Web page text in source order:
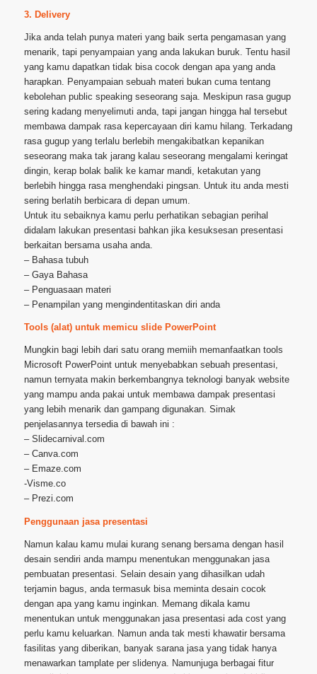
3. Delivery
Jika anda telah punya materi yang baik serta pengamasan yang
menarik, tapi penyampaian yang anda lakukan buruk. Tentu hasil
yang kamu dapatkan tidak bisa cocok dengan apa yang anda
harapkan. Penyampaian sebuah materi bukan cuma tentang
kebolehan public speaking seseorang saja. Meskipun rasa gugup
sering kadang menyelimuti anda, tapi jangan hingga hal tersebut
membawa dampak rasa kepercayaan diri kamu hilang. Terkadang
rasa gugup yang terlalu berlebih mengakibatkan kepanikan
seseorang maka tak jarang kalau seseorang mengalami keringat
dingin, kerap bolak balik ke kamar mandi, ketakutan yang
berlebih hingga rasa menghendaki pingsan. Untuk itu anda mesti
sering berlatih berbicara di depan umum.
Untuk itu sebaiknya kamu perlu perhatikan sebagian perihal
didalam lakukan presentasi bahkan jika kesuksesan presentasi
berkaitan bersama usaha anda.
– Bahasa tubuh
– Gaya Bahasa
– Penguasaan materi
– Penampilan yang mengindentitaskan diri anda
Tools (alat) untuk memicu slide PowerPoint
Mungkin bagi lebih dari satu orang memiih memanfaatkan tools
Microsoft PowerPoint untuk menyebabkan sebuah presentasi,
namun ternyata makin berkembangnya teknologi banyak website
yang mampu anda pakai untuk membawa dampak presentasi
yang lebih menarik dan gampang digunakan. Simak
penjelasannya tersedia di bawah ini :
– Slidecarnival.com
– Canva.com
– Emaze.com
-Visme.co
– Prezi.com
Penggunaan jasa presentasi
Namun kalau kamu mulai kurang senang bersama dengan hasil
desain sendiri anda mampu menentukan menggunakan jasa
pembuatan presentasi. Selain desain yang dihasilkan udah
terjamin bagus, anda termasuk bisa meminta desain cocok
dengan apa yang kamu inginkan. Memang dikala kamu
menentukan untuk menggunakan jasa presentasi ada cost yang
perlu kamu keluarkan. Namun anda tak mesti khawatir bersama
fasilitas yang diberikan, banyak sarana jasa yang tidak hanya
menawarkan tamplate per slidenya. Namunjuga berbagai fitur